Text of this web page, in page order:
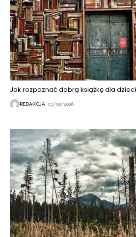
Jak rozpoznać dobrą książkę dla
REDAKCJA 13/05/2026